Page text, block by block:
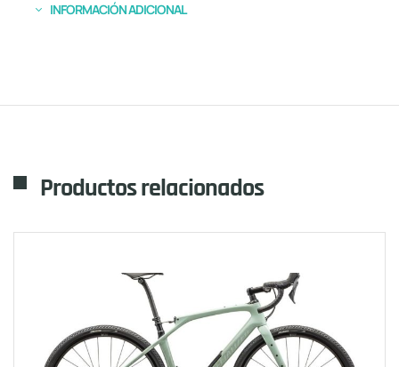
INFORMACIÓN ADICIONAL
Productos relacionados